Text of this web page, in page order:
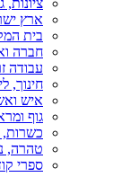
ציונות,
ארץ
בית
חברה
עבודה
חינוך,
איש
גוף
כשרות,
טהרה,
ספרי